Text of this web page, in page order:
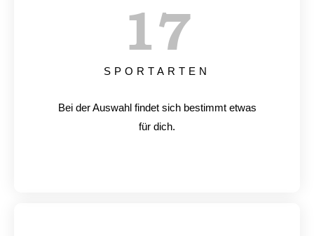
SPORTARTEN
17
Bei der Auswahl findet sich bestimmt etwas
für dich.